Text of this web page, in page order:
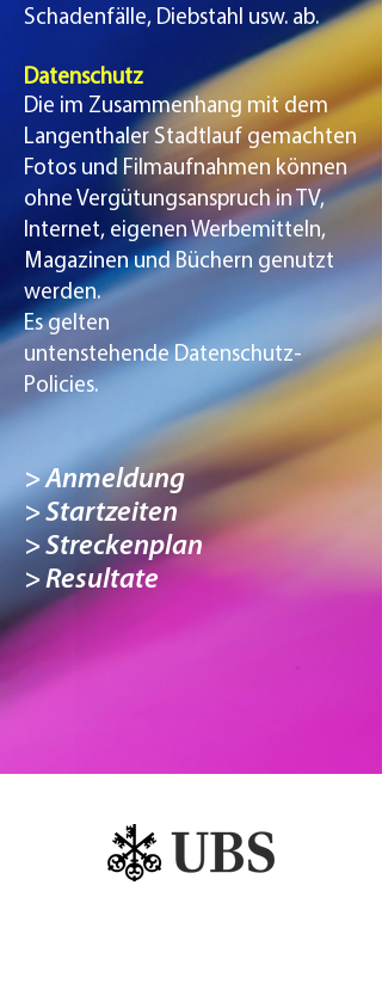
Schadenfälle, Diebstahl usw. ab.
Datenschutz​
Die im Zusammenhang mit dem
Langenthaler Stadtlauf gemachten
Fotos und Filmaufnahmen können
ohne Vergütungsanspruch in TV,
Internet, eigenen Werbemitteln,
Magazinen und Büchern genutzt
werden.
Es gelten
untenstehende Datenschutz-
Policies.
>Anmeldung
> Startzeiten
> Streckenplan
> Resultate